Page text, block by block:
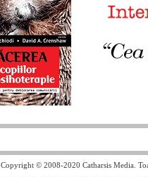
Copyright © 2008-2020 Catharsis Media.